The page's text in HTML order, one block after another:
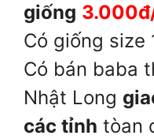
giống
Có giống size
Có bán baba
Nhật Long
các tỉnh tòan